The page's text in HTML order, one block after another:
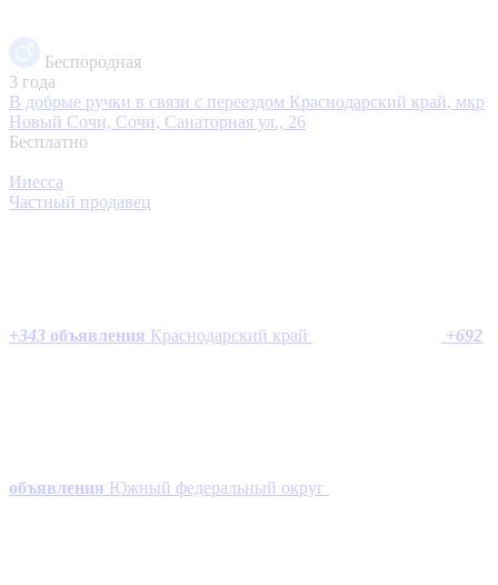
Беспородная
3 года
В добрые ручки в связи с переездом Краснодарский край, мкр
Новый Сочи, Сочи, Санаторная ул., 26
Бесплатно
Инесса
Частный продавец
+343 объявления Краснодарский край +692
объявления Южный федеральный округ